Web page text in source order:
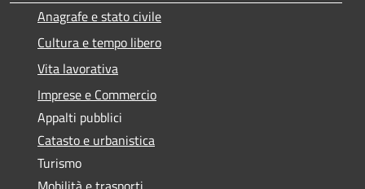
Anagrafe e stato civile
Cultura e tempo libero
Vita lavorativa
Imprese e Commercio
Appalti pubblici
Catasto e urbanistica
Turismo